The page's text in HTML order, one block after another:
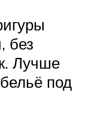
без
Лучше
под